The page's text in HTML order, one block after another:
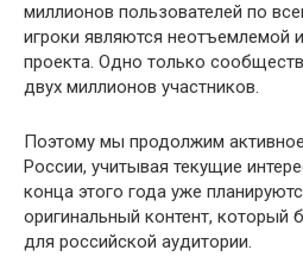
миллионов пользователей по
игроки являются неотъемлемой
проекта. Одно только
двух миллионов участников.
Поэтому мы продолжим
России, учитывая текущие
конца этого года уже
оригинальный контент, который
для российской аудитории.